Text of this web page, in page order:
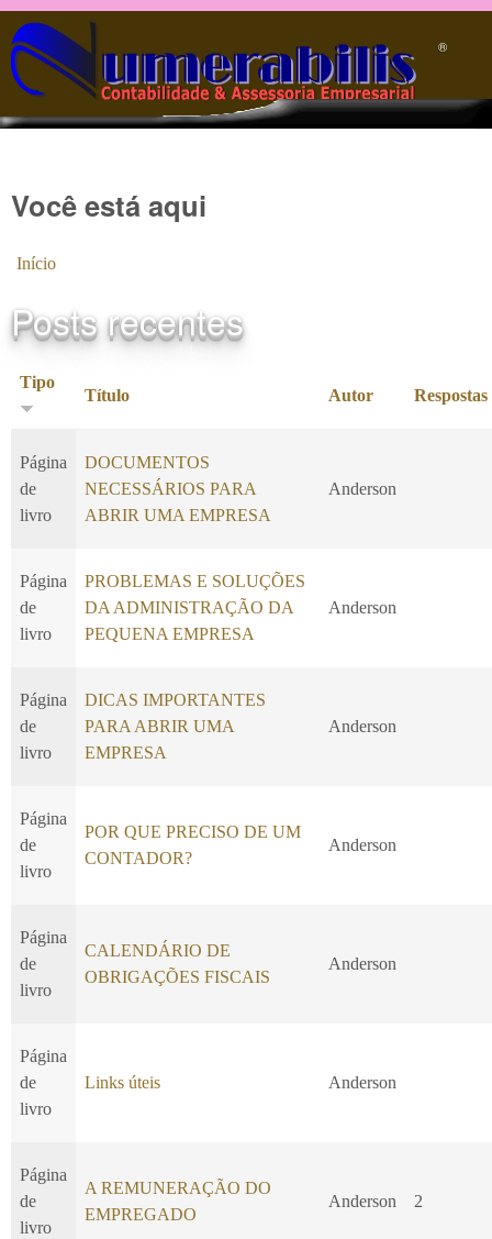
Pular para o conteúdo principal
®️
Você está aqui
Início
Posts recentes
Tipo
Título Autor Respostas
Página
de
livro
DOCUMENTOS
NECESSÁRIOS PARA
ABRIR UMA EMPRESA
Anderson
Página
de
livro
PROBLEMAS E SOLUÇÕES
DA ADMINISTRAÇÃO DA
PEQUENA EMPRESA
Anderson
Página
de
livro
DICAS IMPORTANTES
PARA ABRIR UMA
EMPRESA
Anderson
Página
de
livro
POR QUE PRECISO DE UM
CONTADOR?
Anderson
Página
de
livro
CALENDÁRIO DE
OBRIGAÇÕES FISCAIS
Anderson
Página
de
livro
Links úteis Anderson
Página
de
livro
A REMUNERAÇÃO DO
EMPREGADO
Anderson 2